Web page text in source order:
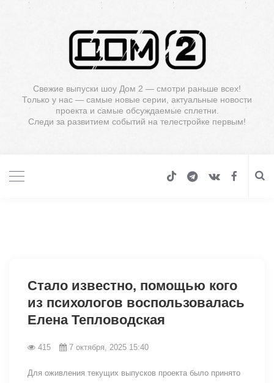
Свежие выпуски шоу Дом 2 — смотри раньше всех!
Только у нас — самые новые серии, актуальные новости
проекта и самые обсуждаемые сплетни.
Следи за развитием событий на телестройке первым!
Стало известно, помощью кого
из психологов воспользовалась
Елена Тепловодская
415 7 октября, 2025 15:40
Для оживления текущих выпусков проекта было принято